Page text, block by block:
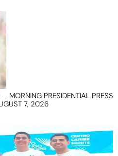
MORNING PRESIDENTIAL PRESS
7, 2026